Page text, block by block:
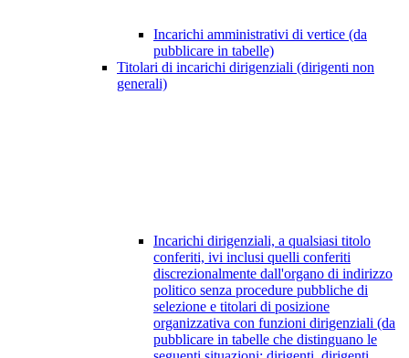
Incarichi amministrativi di vertice (da
pubblicare in tabelle)
Titolari di incarichi dirigenziali (dirigenti non
generali)
Incarichi dirigenziali, a qualsiasi titolo
conferiti, ivi inclusi quelli conferiti
discrezionalmente dall'organo di indirizzo
politico senza procedure pubbliche di
selezione e titolari di posizione
organizzativa con funzioni dirigenziali (da
pubblicare in tabelle che distinguano le